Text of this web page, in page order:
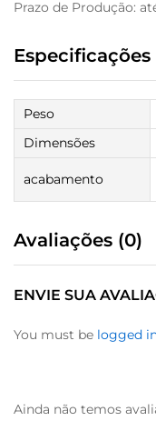
Prazo de Produção:
Especificações
Peso
Dimensões
acabamento
Avaliações (0)
ENVIE SUA
You must be logged
Ainda não temos